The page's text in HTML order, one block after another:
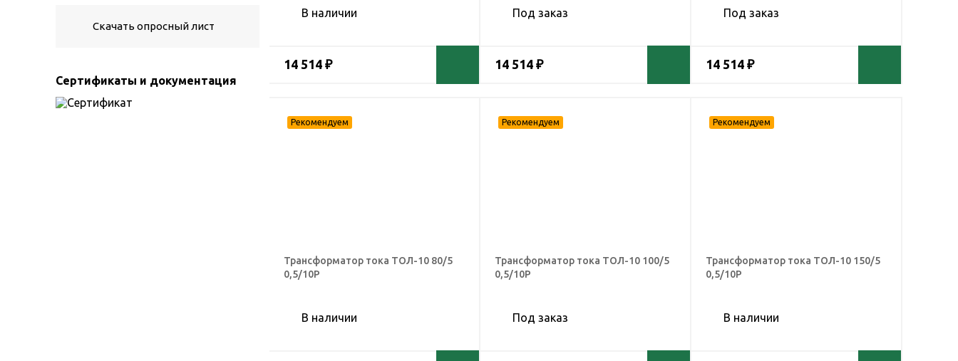
Скачать опросный лист
Сертификаты и документация
В наличии
14 514 ₽
Под заказ
14 514 ₽
Под заказ
14 514 ₽
Трансформатор тока ТОЛ-10 80/5
0,5/10Р
В наличии
Трансформатор тока ТОЛ-10 100/5
0,5/10Р
Под заказ
Трансформатор тока ТОЛ-10 150/5
0,5/10Р
В наличии